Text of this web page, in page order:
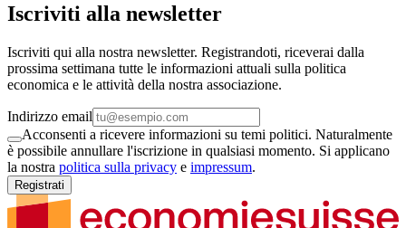
Iscriviti alla newsletter
Iscriviti qui alla nostra newsletter. Registrandoti, riceverai dalla
prossima settimana tutte le informazioni attuali sulla politica
economica e le attività della nostra associazione.
Indirizzo email
Acconsenti a ricevere informazioni su temi politici. Naturalmente
è possibile annullare l'iscrizione in qualsiasi momento. Si applicano
la nostra politica sulla privacy e impressum.
Registrati